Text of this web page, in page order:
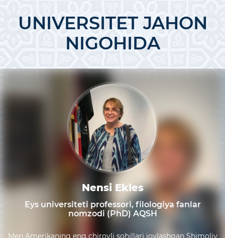
UNIVERSITET JAHON
NIGOHIDA
Nensi Ekles
Eys universiteti professori, filologiya fanlar
nomzodi (PhD) AQSH
Men Amerikaning eng chiroyli sohillari joylashgan Shimoliy